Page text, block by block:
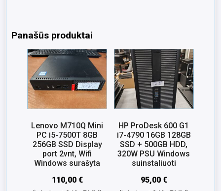
Panašūs produktai
Lenovo M710Q Mini
PC i5-7500T 8GB
256GB SSD Display
port 2vnt, Wifi
Windows surašyta
110,00 €
HP ProDesk 600 G1
i7-4790 16GB 128GB
SSD + 500GB HDD,
320W PSU Windows
suinstaliuoti
95,00 €